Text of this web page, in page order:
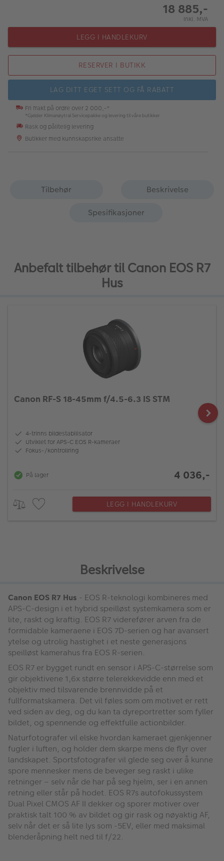
18 885,-
Inkl. MVA
LEGG I HANDLEKURV
RESERVER I BUTIKK
LAG DITT EGET SETT OG FÅ RABATT
Fri frakt på ordre over 2 000,-*
*Gjelder Klimanøytral Servicepakke og levering til våre butikker
Rask og pålitelig levering
Butikker med kunnskapsrike ansatte
Tilbehør
Beskrivelse
Spesifikasjoner
Anbefalt tilbehør til Canon EOS R7
Hus
Canon RF-S 18-45mm f/4.5-6.3 IS STM
4-trinns bildestabilisator
Utviklet for APS-C EOS R-kameraer
Fokus-/kontrollring
På lager 4 036,-
LEGG I HANDLEKURV
Beskrivelse
Canon EOS R7 Hus - EOS R-teknologi kombineres med
APS-C-design i et hybrid speilløst systemkamera som er
lite, raskt og kraftig. EOS R7 viderefører arven fra de
formidable kameraene i EOS 7D-serien og har avansert
ytelse og utrolig hastighet i et neste generasjons
speilløst kamerahus fra EOS R-serien.
EOS R7 er bygget rundt en sensor i APS-C-størrelse som
gir objektivene 1,6x større telerekkevidde enn med et
objektiv med tilsvarende brennvidde på et
fullformatskamera. Det vil føles som om motivet er rett
ved siden av deg, og du kan ta dyreportretter som fyller
bildet, og spennende og effektfulle actionbilder.
Naturfotografer vil elske hvordan kameraet gjenkjenner
fugler i luften, og holder dem skarpe mens de flyr over
landskapet. Sportsfotografer vil glede seg over å kunne
spore mennesker mens de beveger seg raskt i ulike
retninger – selv når de har på seg hjelm, ser i en annen
retning eller står på hodet. EOS R7s autofokussystem
Dual Pixel CMOS AF II dekker og sporer motiver over
praktisk talt 100 % av bildet og gir rask og nøyaktig AF,
selv når det er så lite lys som -5EV, eller med maksimal
blenderåpning helt ned til f/22.